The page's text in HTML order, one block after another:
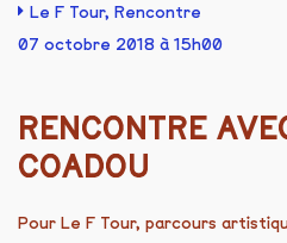
Le F Tour, Rencontre
07 octobre 2018 à 15h00
RENCONTRE
COADOU
Pour Le F Tour, parcours